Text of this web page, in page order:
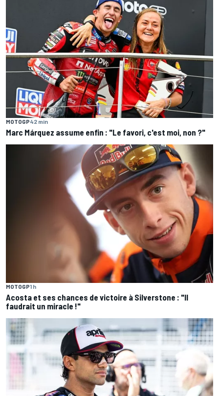
MOTOGP42 min
Marc Márquez assume enfin : "Le favori, c'est moi, non ?"
MOTOGP1 h
Acosta et ses chances de victoire à Silverstone : "Il
faudrait un miracle !"